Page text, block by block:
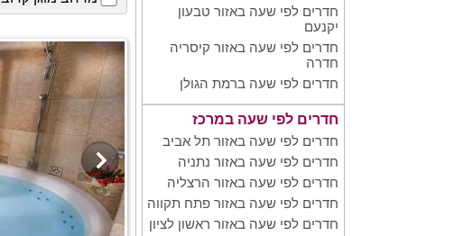
חדרים לפי שעה באזור טבעון
יקנעם
חדרים לפי שעה באזור קיסריה
חדרה
חדרים לפי שעה ברמת הגולן
חדרים לפי שעה במרכז
חדרים לפי שעה באזור תל אביב
חדרים לפי שעה באזור נתניה
חדרים לפי שעה באזור הרצליה
חדרים לפי שעה באזור פתח תקווה
חדרים לפי שעה באזור ראשון לציון